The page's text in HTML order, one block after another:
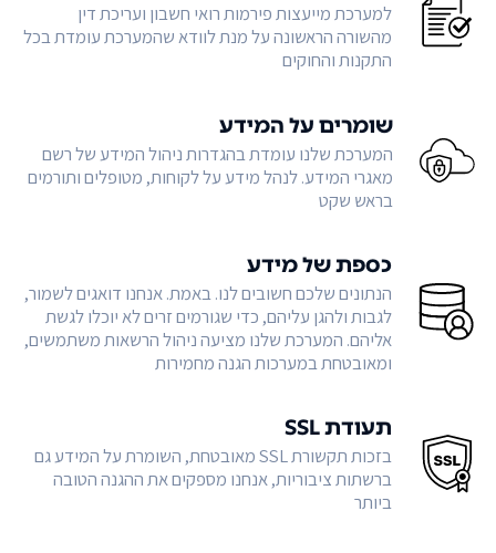
למערכת מייעצות פירמות רואי חשבון ועריכת דין
מהשורה הראשונה על מנת לוודא שהמערכת עומדת בכל
התקנות והחוקים
שומרים על המידע
המערכת שלנו עומדת בהגדרות ניהול המידע של רשם
מאגרי המידע. לנהל מידע על לקוחות, מטופלים ותורמים
בראש שקט
כספת של מידע
הנתונים שלכם חשובים לנו. באמת. אנחנו דואגים לשמור,
לגבות ולהגן עליהם, כדי שגורמים זרים לא יוכלו לגשת
אליהם. המערכת שלנו מציעה ניהול הרשאות משתמשים,
ומאובטחת במערכות הגנה מחמירות
תעודת SSL
בזכות תקשורת SSL מאובטחת, השומרת על המידע גם
ברשתות ציבוריות, אנחנו מספקים את ההגנה הטובה
ביותר